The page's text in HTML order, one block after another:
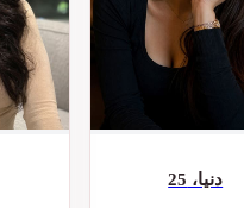
دنيا، 25